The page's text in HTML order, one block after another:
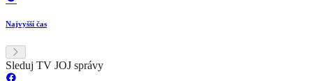
Najvyšší čas
Sleduj TV JOJ správy